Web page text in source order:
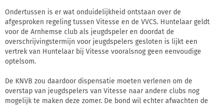
Ondertussen is er wat onduidelijkheid ontstaan over de
afgesproken regeling tussen Vitesse en de VVCS. Huntelaar geldt
voor de Arnhemse club als jeugdspeler en doordat de
overschrijvingstermijn voor jeugdspelers gesloten is lijkt een
vertrek van Huntelaar bij Vitesse vooralsnog geen eenvoudige
optelsom.
De KNVB zou daardoor dispensatie moeten verlenen om de
overstap van jeugdspelers van Vitesse naar andere clubs nog
mogelijk te maken deze zomer. De bond wil echter afwachten de